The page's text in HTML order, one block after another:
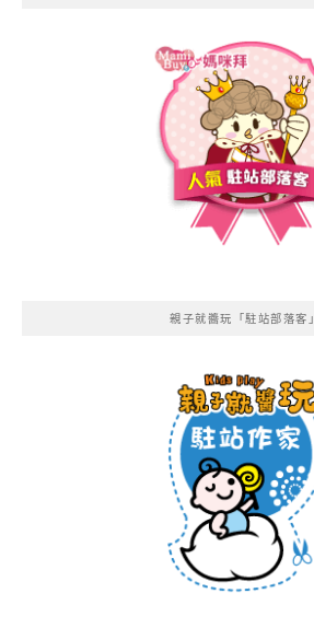
親子就醬玩「駐站部落客」